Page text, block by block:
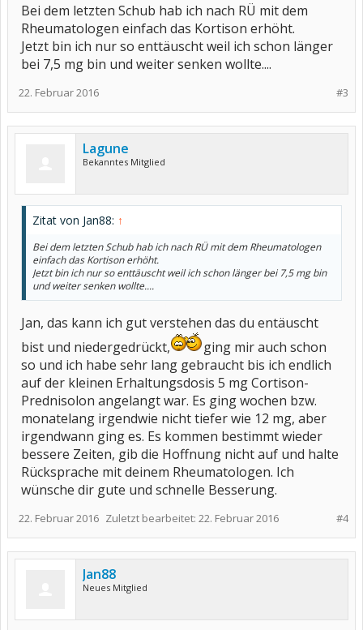
Bei dem letzten Schub hab ich nach RÜ mit dem
Rheumatologen einfach das Kortison erhöht.
Jetzt bin ich nur so enttäuscht weil ich schon länger
bei 7,5 mg bin und weiter senken wollte....
#3
22. Februar 2016
Lagune
Bekanntes Mitglied
Zitat von Jan88: ↑
Bei dem letzten Schub hab ich nach RÜ mit dem Rheumatologen
einfach das Kortison erhöht.
Jetzt bin ich nur so enttäuscht weil ich schon länger bei 7,5 mg bin
und weiter senken wollte....
Jan, das kann ich gut verstehen das du entäuscht
bist und niedergedrückt,
ging mir auch schon
so und ich habe sehr lang gebraucht bis ich endlich
auf der kleinen Erhaltungsdosis 5 mg Cortison-
Prednisolon angelangt war. Es ging wochen bzw.
monatelang irgendwie nicht tiefer wie 12 mg, aber
irgendwann ging es. Es kommen bestimmt wieder
bessere Zeiten, gib die Hoffnung nicht auf und halte
Rücksprache mit deinem Rheumatologen. Ich
wünsche dir gute und schnelle Besserung.
#4
22. Februar 2016 Zuletzt bearbeitet: 22. Februar 2016
Jan88
Neues Mitglied